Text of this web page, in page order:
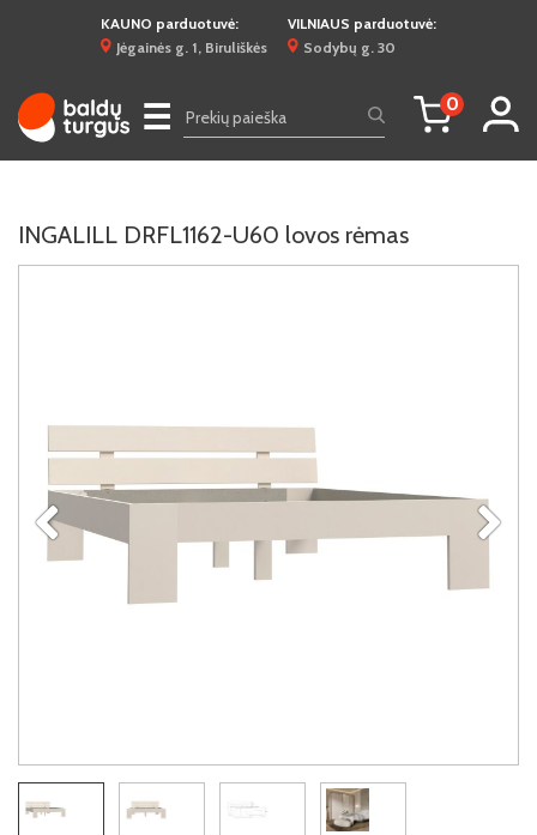
KAUNO parduotuvė:
Jėgainės g. 1, Biruliškės
VILNIAUS parduotuvė:
Sodybų g. 30
☰ 0
INGALILL DRFL1162-U60 lovos rėmas